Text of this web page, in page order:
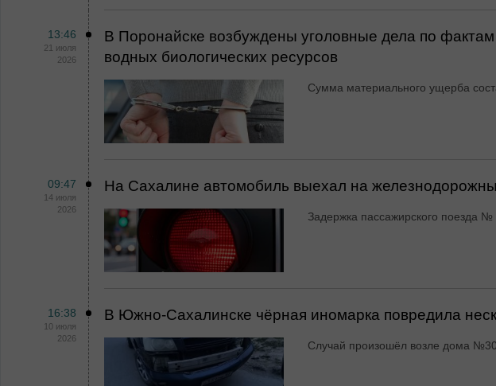
13:46
21 июля
2026
В Поронайске возбуждены уголовные дела по
водных биологических ресурсов
Сумма материального ущерба
09:47
14 июля
2026
На Сахалине автомобиль выехал на
Задержка пассажирского поезда
16:38
10 июля
2026
В Южно-Сахалинске чёрная иномарка повредила
Случай произошёл возле дома